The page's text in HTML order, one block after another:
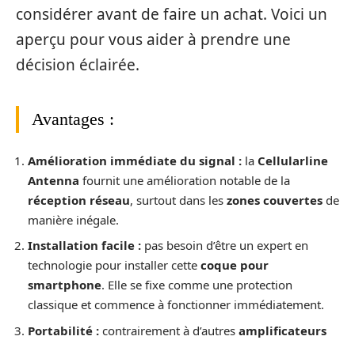
considérer avant de faire un achat. Voici un
aperçu pour vous aider à prendre une
décision éclairée.
Avantages :
Amélioration immédiate du signal : la Cellularline
Antenna fournit une amélioration notable de la
réception réseau, surtout dans les zones couvertes de
manière inégale.
Installation facile : pas besoin d’être un expert en
technologie pour installer cette coque pour
smartphone. Elle se fixe comme une protection
classique et commence à fonctionner immédiatement.
Portabilité : contrairement à d’autres amplificateurs